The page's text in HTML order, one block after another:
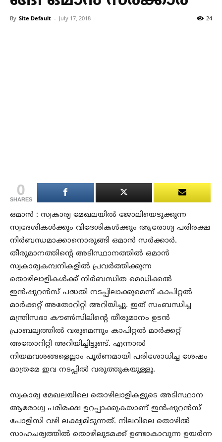
By Site Default - July 17, 2018 24
0
SHARES
ഒമാന്‍ : സ്വകാര്യ മേഖലയില്‍ ജോലിയെടുക്കുന്ന
സ്വദേശികള്‍ക്കും വിദേശികള്‍ക്കും ആരോഗ്യ പരിരക്ഷ
നിര്‍ബന്ധമാക്കാനൊരുങ്ങി ഒമാന്‍ സര്‍ക്കാര്‍.
തീരുമാനത്തിന്റെ അടിസ്ഥാനത്തില്‍ ഒമാന്‍
സ്വകാര്യകമ്പനികളില്‍ പ്രവര്‍ത്തിക്കുന്ന
തൊഴിലാളികള്‍ക്ക് നിര്‍ബന്ധിത മെഡിക്കല്‍
ഇന്‍ഷുറന്‍സ് പദ്ധതി നടപ്പിലാക്കുമെന്ന് കാപിറ്റല്‍
മാര്‍ക്കറ്റ് അതോറിറ്റി അറിയിച്ചു. ഇത് സംബന്ധിച്ച
മന്ത്രിസഭാ കൗണ്‍സിലിന്റെ തീരുമാനം ഉടന്‍
പ്രാബല്യത്തില്‍ വരുമെന്നും കാപിറ്റല്‍ മാര്‍ക്കറ്റ്
അതോറിറ്റി അറിയിച്ചിട്ടുണ്ട്. എന്നാല്‍
നിയമവശങ്ങളെല്ലാം പൂര്‍ണമായി പരിശോധിച്ച ശേഷം
മാത്രമേ ഇവ നടപ്പില്‍ വരുത്തുകയുള്ളൂ.
സ്വകാര്യ മേഖലയിലെ തൊഴിലാളികളുടെ അടിസ്ഥാന
ആരോഗ്യ പരിരക്ഷ ഉറപ്പാക്കുകയാണ് ഇന്‍ഷുറന്‍സ്
പോളിസി വഴി ലക്ഷ്യമിടുന്നത്. നിലവിലെ തൊഴില്‍
സാഹചര്യത്തില്‍ തൊഴിലുടമക്ക് ഉണ്ടാകാവുന്ന ഉയര്‍ന്ന